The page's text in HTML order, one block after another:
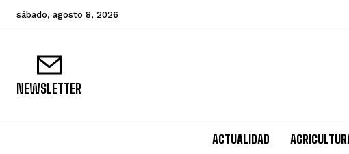
sábado, agosto 8, 2026
NEWSLETTER
ACTUALIDAD